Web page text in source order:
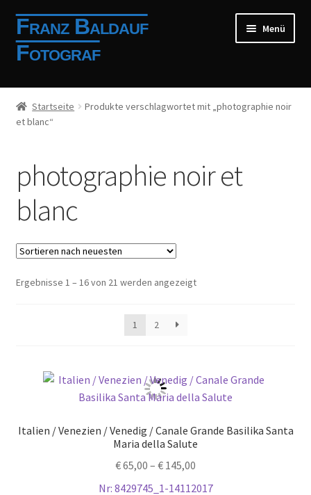
Zur
Navigation
springen
Zum
Inhalt
springen
Franz Baldauf
Fotograf
Menü
Shop
Mein Konto
Impressum
Startseite
Produkte verschlagwortet mit „photographie noir
et blanc“
photographie noir et
blanc
Ergebnisse 1 – 16 von 21 werden angezeigtNach
1
2
Italien / Venezien / Venedig / Canale Grande Basilika Santa
Maria della Salute
€65,00 – € 145,00
Nr: 8429745_1-14112017